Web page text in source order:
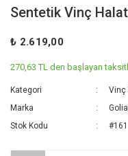
Sentetik Vinç
₺ 2.619,00
270,63 TL den başlayan
Kategori
Vinç
Marka
Stok Kodu
#161